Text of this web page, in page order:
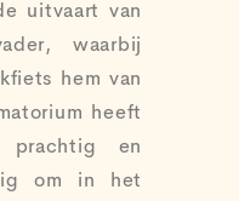
uitvaart van
waarbij
hem van
heeft
en
om in het